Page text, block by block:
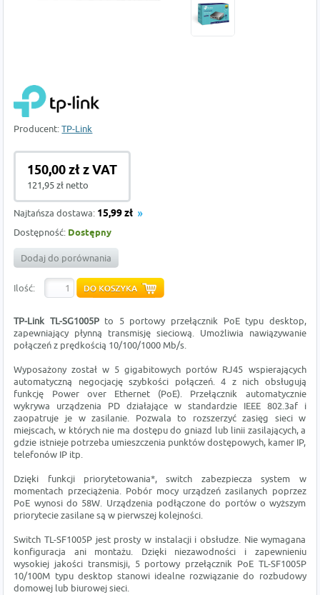
Producent:TP-Link
150,00 zł z VAT
121,95 zł netto
Najtańsza dostawa: 15,99 zł
Dostępność: Dostępny
Dodaj do porównania
Ilość:
TP-Link TL-SG1005Pto 5 portowy przełącznik PoE typu desktop,
zapewniający płynną transmisję sieciową. Umożliwia nawiązywanie
połączeń z prędkością 10/100/1000 Mb/s.
Wyposażony został w 5 gigabitowych portów RJ45 wspierających
automatyczną negocjację szybkości połączeń. 4 z nich obsługują
funkcję Power over Ethernet (PoE). Przełącznik automatycznie
wykrywa urządzenia PD działające w standardzie IEEE 802.3af i
zaopatruje je w zasilanie. Pozwala to rozszerzyć zasięg sieci w
miejscach, w których nie ma dostępu do gniazd lub linii zasilających, a
gdzie istnieje potrzeba umieszczenia punktów dostępowych, kamer IP,
telefonów IP itp.
Dzięki funkcji priorytetowania*, switch zabezpiecza system w
momentach przeciążenia. Pobór mocy urządzeń zasilanych poprzez
PoE wynosi do 58W. Urządzenia podłączone do portów o wyższym
priorytecie zasilane są w pierwszej kolejności.
Switch TL-SF1005P jest prosty w instalacji i obsłudze. Nie wymagana
konfiguracja ani montażu. Dzięki niezawodności i zapewnieniu
wysokiej jakości transmisji, 5 portowy przełącznik PoE TL-SF1005P
10/100M typu desktop stanowi idealne rozwiązanie do rozbudowy
domowej lub biurowej sieci.